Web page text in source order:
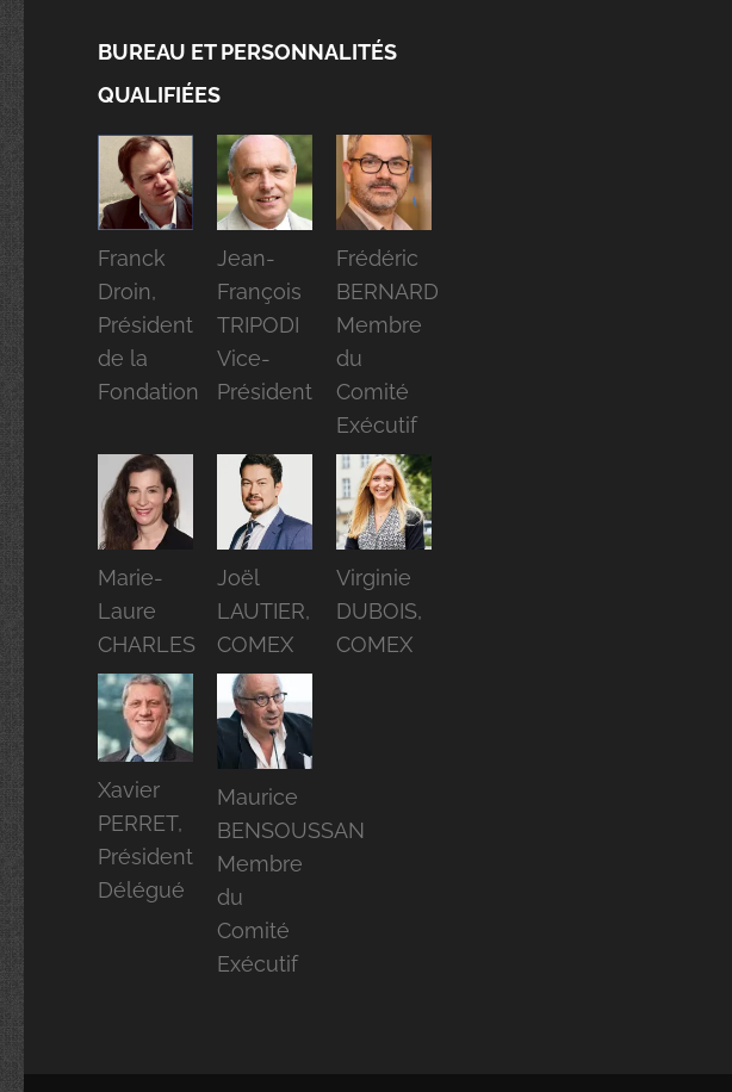
BUREAU ET PERSONNALITÉS
QUALIFIÉES
Franck
Droin,
Président
de la
Fondation
Jean-
François
TRIPODI
Vice-
Président
Frédéric
BERNARD
Membre
du
Comité
Exécutif
Marie-
Laure
CHARLES
Joël
LAUTIER,
COMEX
Virginie
DUBOIS,
COMEX
Xavier
PERRET,
Président
Délégué
Maurice
BENSOUSSAN
Membre
du
Comité
Exécutif